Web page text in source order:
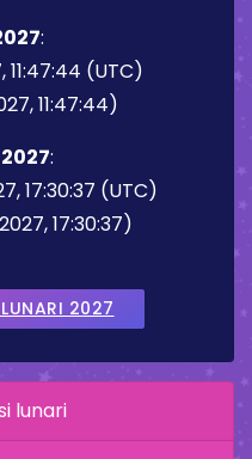
:
(UTC)
11:47:44)
:
17:30:37 (UTC)
17:30:37)
LUNARI 2027
lunari